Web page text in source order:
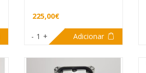
225,00€
- 1 + Adicionar